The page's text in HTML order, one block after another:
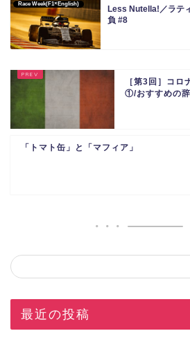
Race Week(F1×English)
Less Nutella!／ラテ
負 #8
［第3回］コロ
①/おすすめの
「トマト缶」と「マフィア」
最近の投稿